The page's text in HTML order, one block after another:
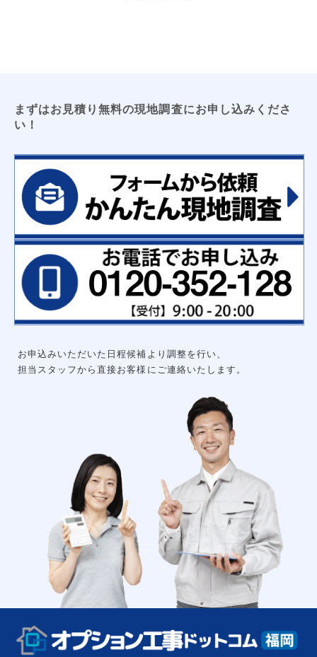
まずはお見積り無料の現地調査にお申し込みくださ
い！
お申込みいただいた日程候補より調整を行い、
担当スタッフから直接お客様にご連絡いたします。